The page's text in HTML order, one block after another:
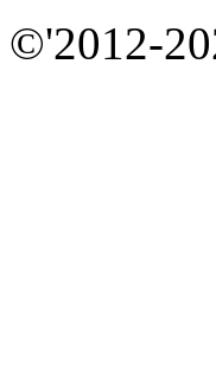
©'2012-